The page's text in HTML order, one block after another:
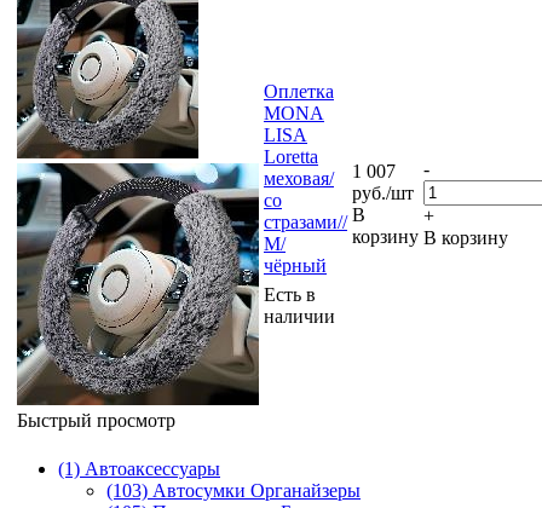
Быстрый просмотр
Оплетка
MONA
LISA
Loretta
меховая/
со
стразами//
М/
чёрный
Есть в
наличии
1 007
руб./шт
В
корзину
-
+
В корзину
(1) Автоаксессуары
(103) Автосумки Органайзеры